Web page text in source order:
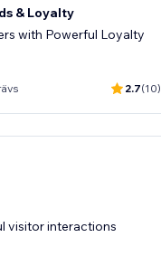
& Loyalty
with Powerful Loyalty
2.7(10)
visitor interactions